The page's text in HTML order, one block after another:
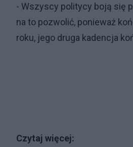
- Wszyscy politycy boją się
na to pozwolić, ponieważ
roku, jego druga kadencja
Czytaj więcej: